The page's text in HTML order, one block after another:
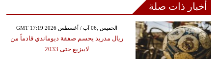
أخبار ذات صلة
GMT 17:19 2026 الخميس ,06 آب / أغسطس
ريال مدريد يحسم صفقة ديوماندي قادماً من
لايبزيغ حتى 2033